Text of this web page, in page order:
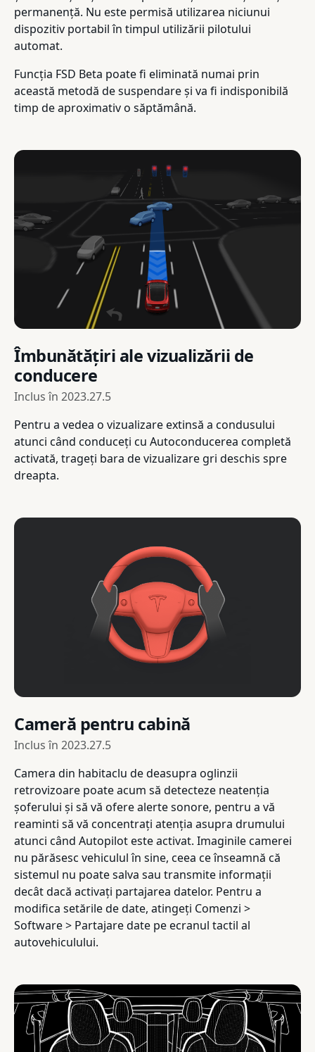
permanență. Nu este permisă utilizarea niciunui
dispozitiv portabil în timpul utilizării pilotului
automat.
Funcția FSD Beta poate fi eliminată numai prin
această metodă de suspendare și va fi indisponibilă
timp de aproximativ o săptămână.
Îmbunătățiri ale vizualizării de
conducere
Inclus în 2023.27.5
Pentru a vedea o vizualizare extinsă a condusului
atunci când conduceți cu Autoconducerea completă
activată, trageți bara de vizualizare gri deschis spre
dreapta.
Cameră pentru cabină
Inclus în 2023.27.5
Camera din habitaclu de deasupra oglinzii
retrovizoare poate acum să detecteze neatenția
șoferului și să vă ofere alerte sonore, pentru a vă
reaminti să vă concentrați atenția asupra drumului
atunci când Autopilot este activat. Imaginile camerei
nu părăsesc vehiculul în sine, ceea ce înseamnă că
sistemul nu poate salva sau transmite informații
decât dacă activați partajarea datelor. Pentru a
modifica setările de date, atingeți Comenzi >
Software > Partajare date pe ecranul tactil al
autovehiculului.